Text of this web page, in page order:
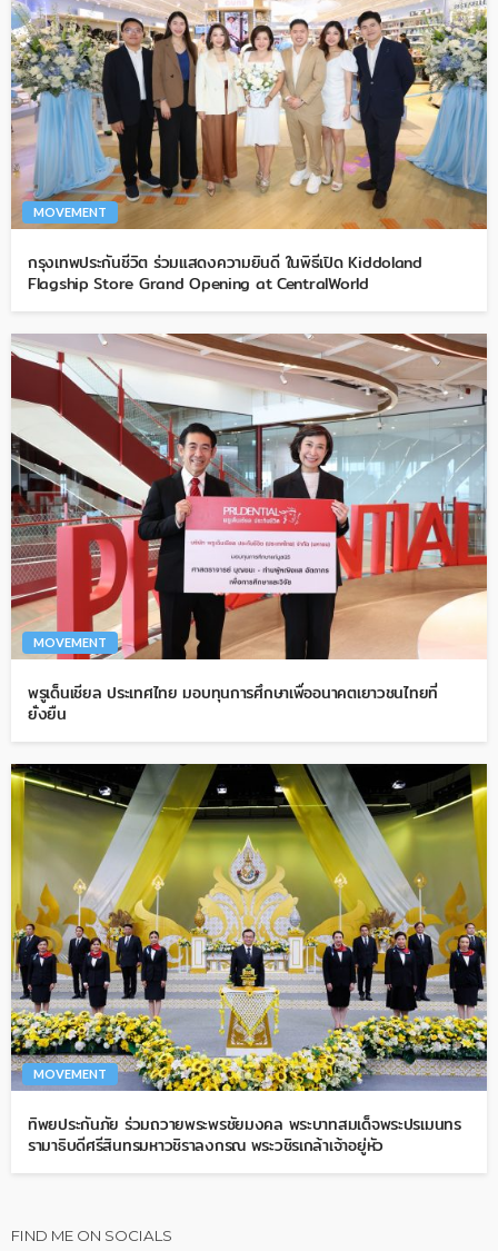
MOVEMENT
กรุงเทพประกันชีวิต ร่วมแสดงความยินดี ในพิธีเปิด Kiddoland
Flagship Store Grand Opening at CentralWorld
MOVEMENT
พรูเด็นเชียล ประเทศไทย มอบทุนการศึกษาเพื่ออนาคตเยาวชนไทยที่
ยั่งยืน
MOVEMENT
ทิพยประกันภัย ร่วมถวายพระพรชัยมงคล พระบาทสมเด็จพระปรเมนทร
รามาธิบดีศรีสินทรมหาวชิราลงกรณ พระวชิรเกล้าเจ้าอยู่หัว
FIND ME ON SOCIALS